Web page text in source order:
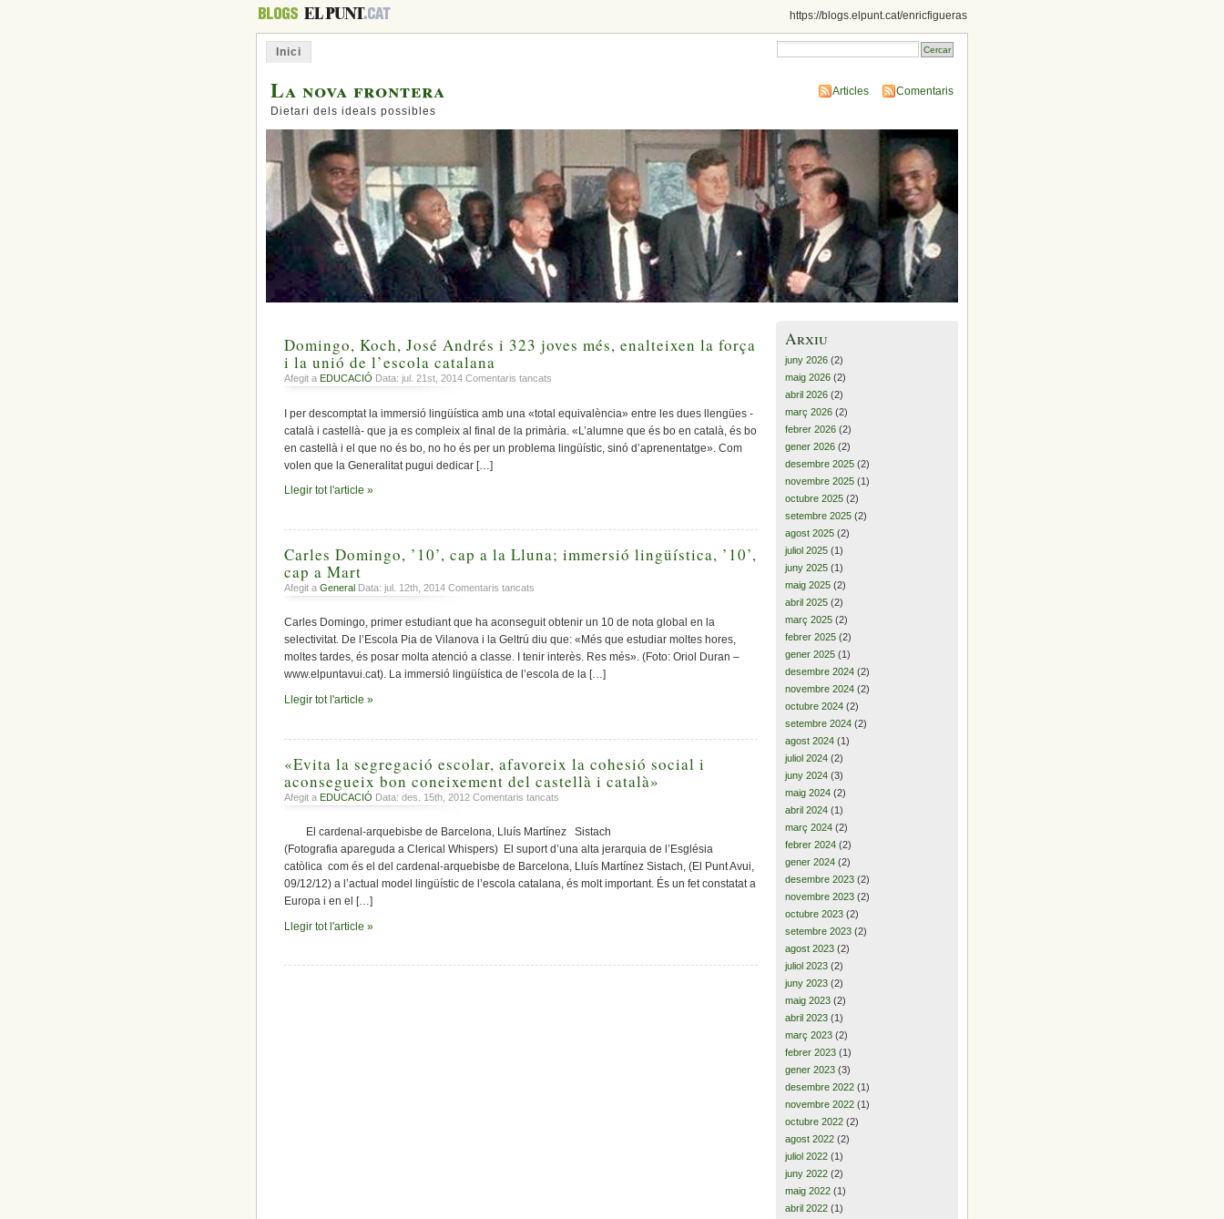
https://blogs.elpunt.cat/enricfigueras
Inici
La nova frontera
Dietari dels ideals possibles
Articles Comentaris
Domingo, Koch, José Andrés i 323 joves més, enalteixen la força
i la unió de l’escola catalana
Afegit a EDUCACIÓ Data: jul. 21st, 2014 Comentaris tancats
Koch,
i
la
i
l’escola
catalana
I per descomptat la immersió lingüística amb una «total equivalència» entre les dues llengües -
català i castellà- que ja es compleix al final de la primària. «L’alumne que és bo en català, és bo
en castellà i el que no és bo, no ho és per un problema lingüístic, sinó d’aprenentatge». Com
volen que la Generalitat pugui dedicar […]
Llegir tot l'article »
Carles Domingo, ’10’, cap a la Lluna; immersió lingüística, ’10’,
cap a Mart
Afegit a General Data: jul. 12th, 2014 Comentaris tancats
Domingo,
’10’,
a
la
’10’,
a
Mart
Carles Domingo, primer estudiant que ha aconseguit obtenir un 10 de nota global en la
selectivitat. De l’Escola Pia de Vilanova i la Geltrú diu que: «Més que estudiar moltes hores,
moltes tardes, és posar molta atenció a classe. I tenir interès. Res més». (Foto: Oriol Duran –
www.elpuntavui.cat). La immersió lingüística de l’escola de la […]
Llegir tot l'article »
«Evita la segregació escolar, afavoreix la cohesió social i
aconsegueix bon coneixement del castellà i català»
Afegit a EDUCACIÓ Data: des. 15th, 2012 Comentaris tancats
la
segregació
afavoreix
la
bon
El cardenal-arquebisbe de Barcelona, Lluís Martínez Sistach
(Fotografia apareguda a Clerical Whispers) El suport d’una alta jerarquia de l’Església
catòlica com és el del cardenal-arquebisbe de Barcelona, Lluís Martínez Sistach, (El Punt Avui,
09/12/12) a l’actual model lingüístic de l’escola catalana, és molt important. És un fet constatat a
Europa i en el […]
Llegir tot l'article »
Arxiu
juny 2026 (2)
maig 2026 (2)
abril 2026 (2)
març 2026 (2)
febrer 2026 (2)
gener 2026 (2)
desembre 2025 (2)
novembre 2025 (1)
octubre 2025 (2)
setembre 2025 (2)
agost 2025 (2)
juliol 2025 (1)
juny 2025 (1)
maig 2025 (2)
abril 2025 (2)
març 2025 (2)
febrer 2025 (2)
gener 2025 (1)
desembre 2024 (2)
novembre 2024 (2)
octubre 2024 (2)
setembre 2024 (2)
agost 2024 (1)
juliol 2024 (2)
juny 2024 (3)
maig 2024 (2)
abril 2024 (1)
març 2024 (2)
febrer 2024 (2)
gener 2024 (2)
desembre 2023 (2)
novembre 2023 (2)
octubre 2023 (2)
setembre 2023 (2)
agost 2023 (2)
juliol 2023 (2)
juny 2023 (2)
maig 2023 (2)
abril 2023 (1)
març 2023 (2)
febrer 2023 (1)
gener 2023 (3)
desembre 2022 (1)
novembre 2022 (1)
octubre 2022 (2)
agost 2022 (2)
juliol 2022 (1)
juny 2022 (2)
maig 2022 (1)
abril 2022 (1)